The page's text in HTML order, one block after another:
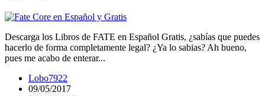
Descarga los Libros de FATE en Español Gratis, ¿sabías que puedes
hacerlo de forma completamente legal? ¿Ya lo sabias? Ah bueno,
pues me acabo de enterar...
Lobo7922
09/05/2017